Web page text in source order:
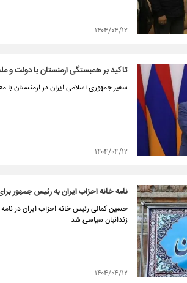
۱۴۰۴/۰۴/۱۲
تاکید بر همبستگی ارمنستان با دولت ‌و
سفیر جمهوری اسلامی ایران در ارمنستان
۱۴۰۴/۰۴/۱۲
نامه خانه احزاب ایران به رئیس جمهور
حسین کمالی رئیس خانه احزاب ایران در
زندانیان سیاسی شد.
۱۴۰۴/۰۴/۱۲